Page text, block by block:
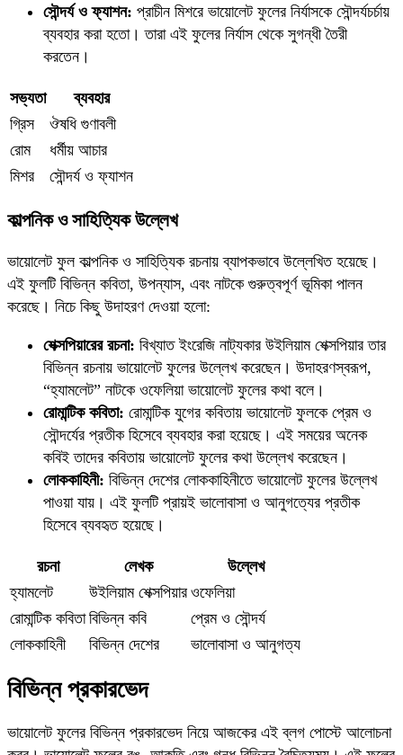
সৌন্দর্য ও ফ্যাশন: প্রাচীন মিশরে ভায়োলেট ফুলের নির্যাসকে সৌন্দর্যচর্চায়
ব্যবহার করা হতো। তারা এই ফুলের নির্যাস থেকে সুগন্ধী তৈরী
করতেন।
সভ্যতা
ব্যবহার
গ্রিস
ঔষধি গুণাবলী
রোম
ধর্মীয় আচার
মিশর
সৌন্দর্য ও ফ্যাশন
কাল্পনিক ও সাহিত্যিক উল্লেখ
ভায়োলেট ফুল কাল্পনিক ও সাহিত্যিক রচনায় ব্যাপকভাবে উল্লেখিত হয়েছে।
এই ফুলটি বিভিন্ন কবিতা, উপন্যাস, এবং নাটকে গুরুত্বপূর্ণ ভূমিকা পালন
করেছে। নিচে কিছু উদাহরণ দেওয়া হলো:
শেক্সপিয়ারের রচনা: বিখ্যাত ইংরেজি নাট্যকার উইলিয়াম শেক্সপিয়ার তার
বিভিন্ন রচনায় ভায়োলেট ফুলের উল্লেখ করেছেন। উদাহরণস্বরূপ,
“হ্যামলেট” নাটকে ওফেলিয়া ভায়োলেট ফুলের কথা বলে।
রোমান্টিক কবিতা: রোমান্টিক যুগের কবিতায় ভায়োলেট ফুলকে প্রেম ও
সৌন্দর্যের প্রতীক হিসেবে ব্যবহার করা হয়েছে। এই সময়ের অনেক
কবিই তাদের কবিতায় ভায়োলেট ফুলের কথা উল্লেখ করেছেন।
লোককাহিনী: বিভিন্ন দেশের লোককাহিনীতে ভায়োলেট ফুলের উল্লেখ
পাওয়া যায়। এই ফুলটি প্রায়ই ভালোবাসা ও আনুগত্যের প্রতীক
হিসেবে ব্যবহৃত হয়েছে।
রচনা লেখক
উল্লেখ
হ্যামলেট
উইলিয়াম শেক্সপিয়ার ওফেলিয়া
রোমান্টিক কবিতা বিভিন্ন কবি
প্রেম ও সৌন্দর্য
লোককাহিনী
বিভিন্ন দেশের ভালোবাসা ও আনুগত্য
বিভিন্ন প্রকারভেদ
ভায়োলেট ফুলের বিভিন্ন প্রকারভেদ নিয়ে আজকের এই ব্লগ পোস্টে আলোচনা